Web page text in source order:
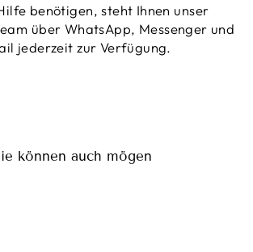
benötigen, steht Ihnen unser
über WhatsApp, Messenger und
jederzeit zur Verfügung.
können auch mögen